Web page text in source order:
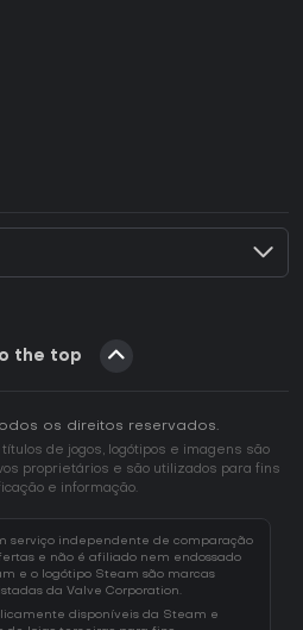
Games?
Connect?
the top
os direitos reservados.
de jogos, logótipos e imagens são
proprietários e são utilizados para fins
e informação.
serviço independente de comparação
e não é afiliado nem endossado
e o logótipo Steam são marcas
da Valve Corporation.
disponíveis da Steam e